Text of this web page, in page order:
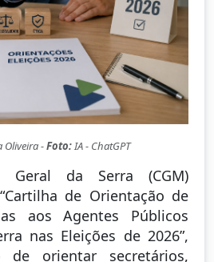
Oliveira -Foto:IA - ChatGPT
Geral da Serra (CGM)
de Orientação de
aos Agentes Públicos
nas Eleições de 2026”,
orientar secretários,